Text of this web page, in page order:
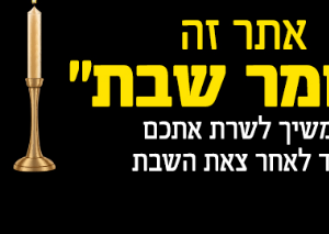
טרי למהדרין' תוכלו להזמין את הבשר
נגיש ונוח מבלי לצאת ממפתן פתח
להתאים לארוחות ביתיות, לארוחות
סתם לנשנוש נעים וטעים באמצע
ואינטנסיבי. הזמינו כעת כתף בקר
מעושן במחיר מעולה.